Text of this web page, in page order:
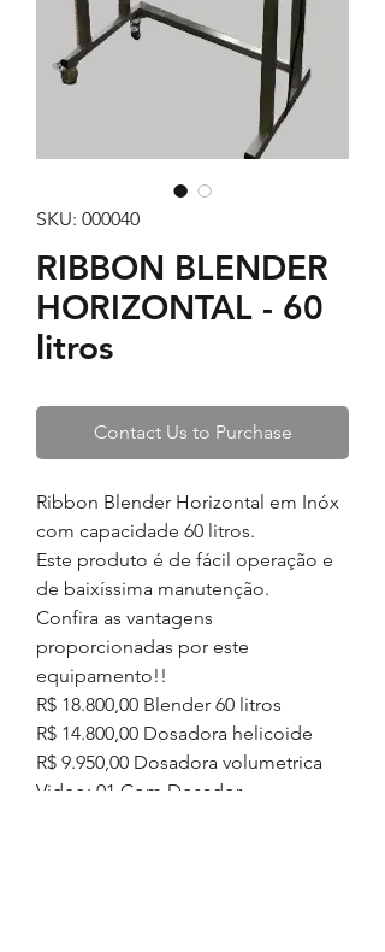
SKU: 000040
RIBBON BLENDER
HORIZONTAL - 60
litros
Contact Us to Purchase
Ribbon Blender Horizontal em Inóx
com capacidade 60 litros.
Este produto é de fácil operação e
de baixíssima manutenção.
Confira as vantagens
proporcionadas por este
equipamento!!
R$ 18.800,00 Blender 60 litros
R$ 14.800,00 Dosadora helicoide
R$ 9.950,00 Dosadora volumetrica
Video: 01 Com Dosador